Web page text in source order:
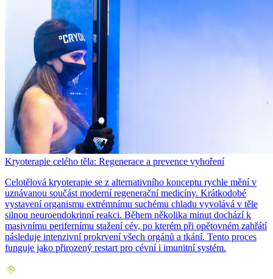
Kryoterapie celého těla: Regenerace a prevence vyhoření
Celotělová kryoterapie se z alternativního konceptu rychle mění v
uznávanou součást moderní regenerační medicíny. Krátkodobé
vystavení organismu extrémnímu suchému chladu vyvolává v těle
silnou neuroendokrinní reakci. Během několika minut dochází k
masivnímu perifernímu stažení cév, po kterém při opětovném zahřátí
následuje intenzivní prokrvení všech orgánů a tkání. Tento proces
funguje jako přirozený restart pro cévní i imunitní systém.